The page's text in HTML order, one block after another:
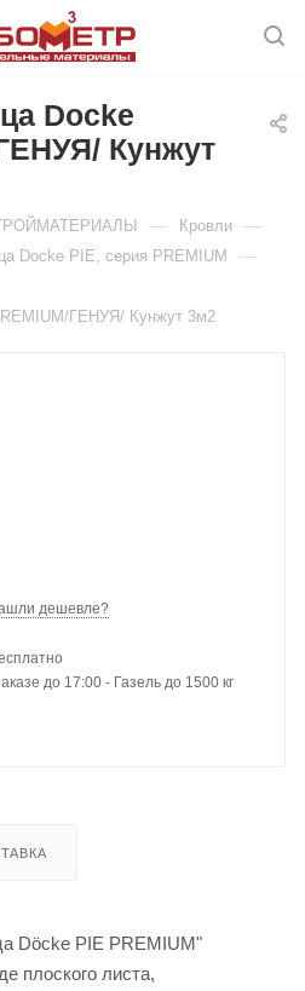
Docke
Кунжут
— Кровли —
Docke PIE, серия PREMIUM —
ГЕНУЯ/ Кунжут 3м2
дешевле?
до 17:00 - Газель до 1500 кг
Döcke PIE PREMIUM"
плоского листа,